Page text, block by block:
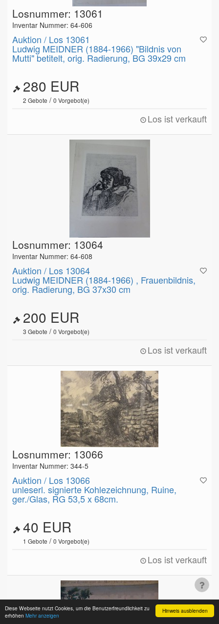
Hinweis ausblenden
Diese Webseite nutzt Cookies, um die Benutzerfreundlichkeit zu
erhöhen Mehr anzeigen
Losnummer: 13061
Inventar Nummer: 64-606
Auktion / Los 13061
Ludwig MEIDNER (1884-1966) "Bildnis von
Mutti" betitelt, orig. Radierung, BG 39x29 cm
280 EUR
2 Gebote / 0 Vorgebot(e)
Los ist verkauft
Losnummer: 13064
Inventar Nummer: 64-608
Auktion / Los 13064
Ludwig MEIDNER (1884-1966) , Frauenbildnis,
orig. Radierung, BG 37x30 cm
200 EUR
3 Gebote / 0 Vorgebot(e)
Los ist verkauft
Losnummer: 13066
Inventar Nummer: 344-5
Auktion / Los 13066
unleserl. signierte Kohlezeichnung, Ruine,
ger./Glas, RG 53,5 x 68cm.
40 EUR
1 Gebote / 0 Vorgebot(e)
Los ist verkauft